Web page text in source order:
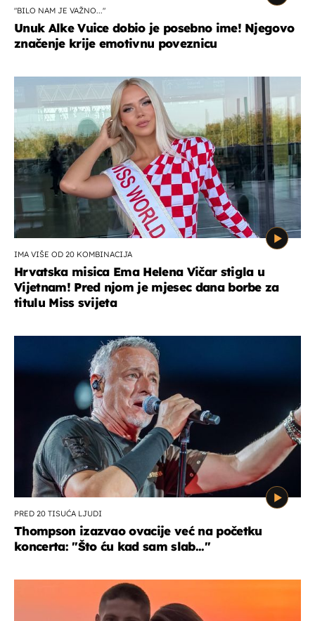
"BILO NAM JE VAŽNO..."
Unuk Alke Vuice dobio je posebno ime! Njegovo
značenje krije emotivnu poveznicu
IMA VIŠE OD 20 KOMBINACIJA
Hrvatska misica Ema Helena Vičar stigla u
Vijetnam! Pred njom je mjesec dana borbe za
titulu Miss svijeta
PRED 20 TISUĆA LJUDI
Thompson izazvao ovacije već na početku
koncerta: "Što ću kad sam slab..."